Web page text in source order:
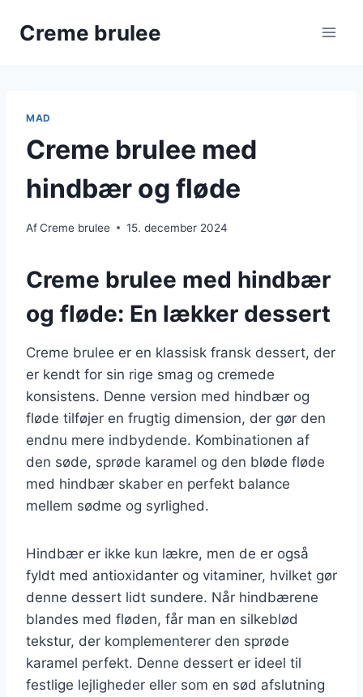
Creme brulee
MAD
Creme brulee med
hindbær og fløde
AfCreme brulee 15. december 2024
Creme brulee med hindbær
og fløde: En lækker dessert
Creme brulee er en klassisk fransk dessert, der
er kendt for sin rige smag og cremede
konsistens. Denne version med hindbær og
fløde tilføjer en frugtig dimension, der gør den
endnu mere indbydende. Kombinationen af
den søde, sprøde karamel og den bløde fløde
med hindbær skaber en perfekt balance
mellem sødme og syrlighed.
Hindbær er ikke kun lækre, men de er også
fyldt med antioxidanter og vitaminer, hvilket gør
denne dessert lidt sundere. Når hindbærene
blandes med fløden, får man en silkeblød
tekstur, der komplementerer den sprøde
karamel perfekt. Denne dessert er ideel til
festlige lejligheder eller som en sød afslutning